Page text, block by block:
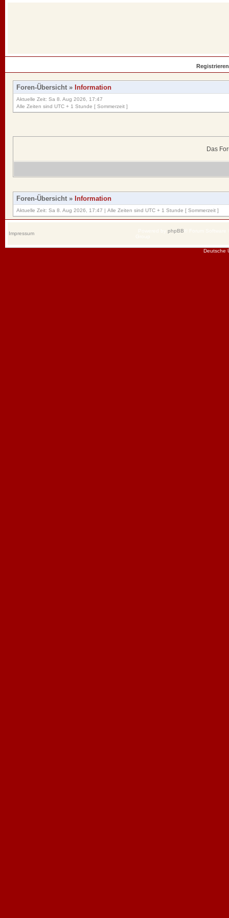
Registrieren
Foren-Übersicht » Information
Aktuelle Zeit: Sa 8. Aug 2026, 17:47
Alle Zeiten sind UTC + 1 Stunde [ Sommerzeit ]
Das
Foren-Übersicht » Information
Aktuelle Zeit: Sa 8. Aug 2026, 17:47 | Alle Zeiten sind UTC + 1 Stunde [ Sommerzeit ]
Impressum phpBB
Deutsche